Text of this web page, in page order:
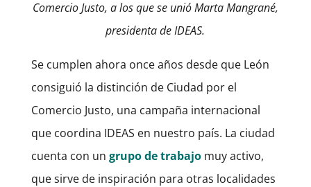
Comercio Justo, a los que se unió Marta Mangrané,
presidenta de IDEAS.
Se cumplen ahora once años desde que León
consiguió la distinción de Ciudad por el
Comercio Justo, una campaña internacional
que coordina IDEAS en nuestro país. La ciudad
cuenta con un grupo de trabajomuy activo,
que sirve de inspiración para otras localidades